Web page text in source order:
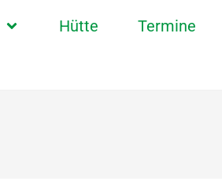
Hütte Termine